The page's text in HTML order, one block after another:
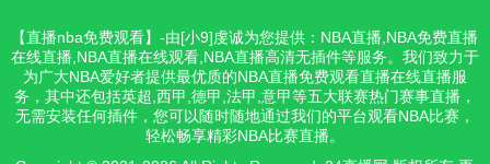
【直播nba免费观看】-由[小9]虔诚为您提供：NBA直播,NBA免费直播
在线直播,NBA直播在线观看,NBA直播高清无插件等服务。我们致力于
为广大NBA爱好者提供最优质的NBA直播免费观看直播在线直播服
务，其中还包括英超,西甲,德甲,法甲,意甲等五大联赛热门赛事直播，
无需安装任何插件，您可以随时随地通过我们的平台观看NBA比赛，
轻松畅享精彩NBA比赛直播。